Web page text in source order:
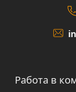
Работа в